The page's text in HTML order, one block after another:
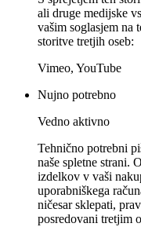
ali druge medijske
vašim soglasjem na
storitve tretjih oseb:
Vimeo, YouTube
Nujno potrebno
Vedno aktivno
Tehnično potrebni
naše spletne strani.
izdelkov v vaši
uporabniškega
ničesar sklepati,
posredovani tretjim